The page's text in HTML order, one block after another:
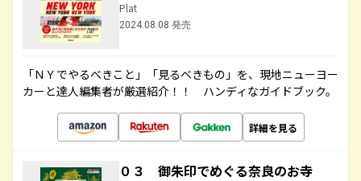
Plat
2024.08.08 発売
「ＮＹでやるべきこと」「見るべきもの」を、現地ニューヨー
カーと達人編集者が厳選紹介！！ ハンディなガイドブック。
詳細を見る
０３ 御朱印でめぐる奈良のお寺